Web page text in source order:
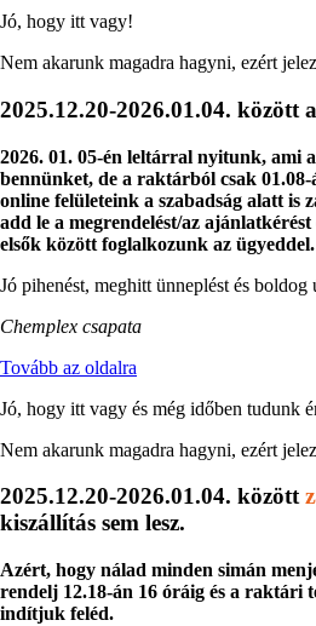
Jó, hogy itt vagy!
Nem akarunk magadra hagyni, ezért
2025.12.20-2026.01.04. között
2026. 01. 05-én leltárral nyitunk, ami
bennünket, de a raktárból csak
online felületeink a szabadság alatt is
add le a megrendelést/az
elsők között foglalkozunk az ügyeddel.
Jó pihenést, meghitt ünneplést és boldog
Chemplex csapata
Tovább az oldalra
Jó, hogy itt vagy és még időben tudunk
Nem akarunk magadra hagyni, ezért
2025.12.20-2026.01.04. között
kiszállítás sem lesz.
Azért, hogy nálad minden simán
rendelj 12.18-án 16 óráig és a raktári
indítjuk feléd.